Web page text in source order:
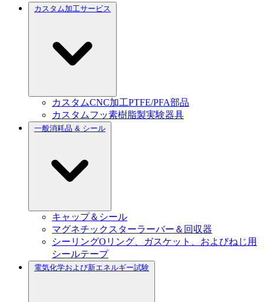
カスタム加工サービス
カスタムCNC加工PTFE/PFA部品
カスタムフッ素樹脂製実験器具
一般消耗品 & シール
キャップ＆シール
マグネチックスターラーバー＆回収器
シーリングOリング、ガスケット、およびねじ用
シールテープ
電気化学および新エネルギー試験